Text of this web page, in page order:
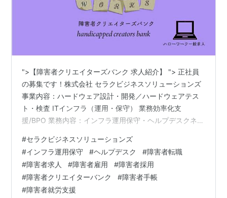
">【障害者クリエイターズバンク 求人紹介】 "> 正社員
の募集です！株式会社 セラクビジネスソリューションズ
事業内容：ハードウェア設計・開発／ハードウェアテス
ト・検査 ITインフラ（運用・保守） 業務効率化支
援/BPO 業務内容：インフラ運用保守・ヘルプデスクネッ
守・監視を通じて、安定したデジタル環境を提供する仕
事です。具体的には、通信キャリアやインターネットネ
ットワークの監視保守を行い、トラブル発生時には復旧
対応や原因究明を担当します。また、障害を未然に防ぐ
対策やシステム拡張の業務も含まれています。さらに、
#セラクビジネスソリューションズ
#インフラ運用保守 #ヘルプデスク #障害者転職
#障害者求人 #障害者雇用 #障害者採用
#障害者クリエイターバンク #障害者手帳
#障害者就労支援